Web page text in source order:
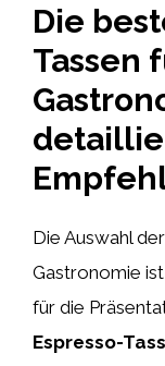
Die
Tassen
Die Auswahl
Gastronomie
für die
Espresso-